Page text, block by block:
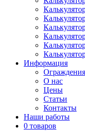
Информация
О нас
Цены
Статьи
Контакты
Наши работы
0 товаров